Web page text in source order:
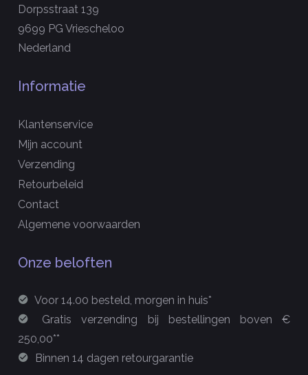
Dorpsstraat 139
9699 PG Vriescheloo
Nederland
Informatie
Klantenservice
Mijn account
Verzending
Retourbeleid
Contact
Algemene voorwaarden
Onze beloften
Voor 14.00 besteld, morgen in huis*
Gratis verzending bij bestellingen boven €
250,00**
Binnen 14 dagen retourgarantie